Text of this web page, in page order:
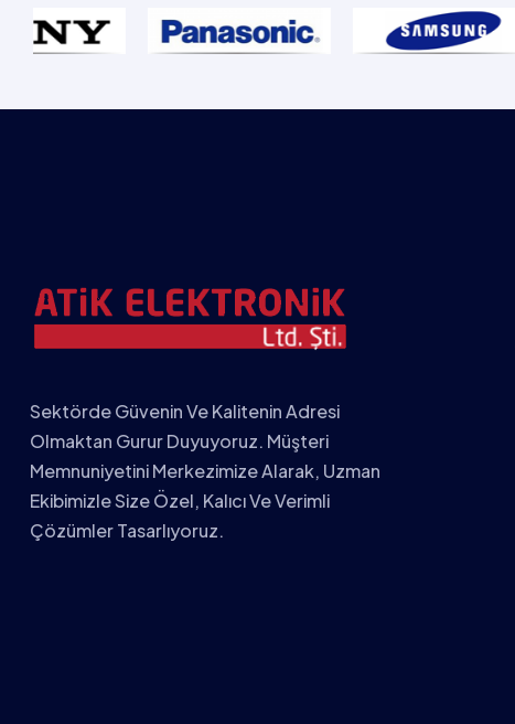
Sektörde Güvenin Ve Kalitenin Adresi
Olmaktan Gurur Duyuyoruz. Müşteri
Memnuniyetini Merkezimize Alarak, Uzman
Ekibimizle Size Özel, Kalıcı Ve Verimli
Çözümler Tasarlıyoruz.